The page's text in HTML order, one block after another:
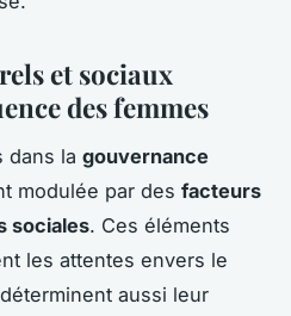
et sociaux
des femmes
dans la gouvernance
modulée par des facteurs
sociales. Ces éléments
les attentes envers le
aussi leur